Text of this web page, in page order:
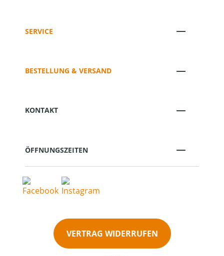
SERVICE
BESTELLUNG & VERSAND
KONTAKT
ÖFFNUNGSZEITEN
VERTRAG WIDERRUFEN